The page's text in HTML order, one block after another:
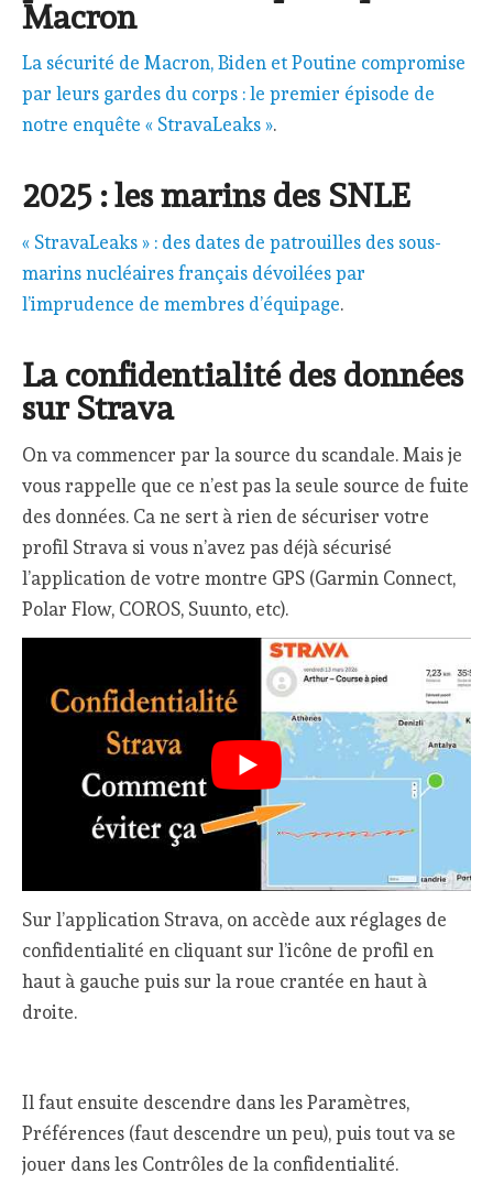
Macron
La sécurité de Macron, Biden et Poutine compromise
par leurs gardes du corps : le premier épisode de
notre enquête « StravaLeaks ».
2025 : les marins des SNLE
« StravaLeaks » : des dates de patrouilles des sous-
marins nucléaires français dévoilées par
l’imprudence de membres d’équipage.
La confidentialité des données
sur Strava
On va commencer par la source du scandale. Mais je
vous rappelle que ce n’est pas la seule source de fuite
des données. Ca ne sert à rien de sécuriser votre
profil Strava si vous n’avez pas déjà sécurisé
l’application de votre montre GPS (Garmin Connect,
Polar Flow, COROS, Suunto, etc).
Sur l’application Strava, on accède aux réglages de
confidentialité en cliquant sur l’icône de profil en
haut à gauche puis sur la roue crantée en haut à
droite.
Il faut ensuite descendre dans les Paramètres,
Préférences (faut descendre un peu), puis tout va se
jouer dans les Contrôles de la confidentialité.